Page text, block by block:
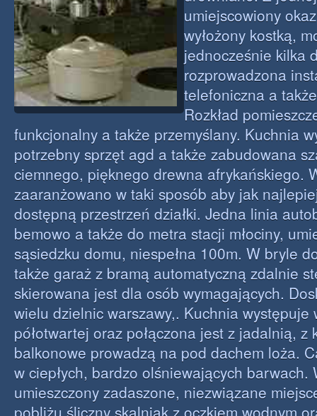
umiejscowiony
wyłożony kostką,
jednocześnie kilka
rozprowadzona
telefoniczna a
Rozkład
funkcjonalny a także przemyślany. Kuchnia
potrzebny sprzęt agd a także zabudowana
ciemnego, pięknego drewna afrykańskiego.
zaaranżowano w taki sposób aby jak
dostępną przestrzeń działki. Jedna linia
bemowo a także do metra stacji młociny,
sąsiedzku domu, niespełna 100m. W bryle
także garaż z bramą automatyczną zdalnie
skierowana jest dla osób wymagających.
wielu dzielnic warszawy,. Kuchnia występuje
półotwartej oraz połączona jest z jadalnią, z
balkonowe prowadzą na pod dachem loża.
w ciepłych, bardzo olśniewających barwach.
umieszczony zadaszone, niezwiązane
pobliżu śliczny skalniak z oczkiem wodnym